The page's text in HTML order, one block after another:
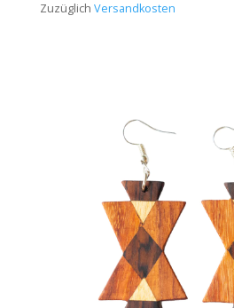
Zuzüglich Versandkosten